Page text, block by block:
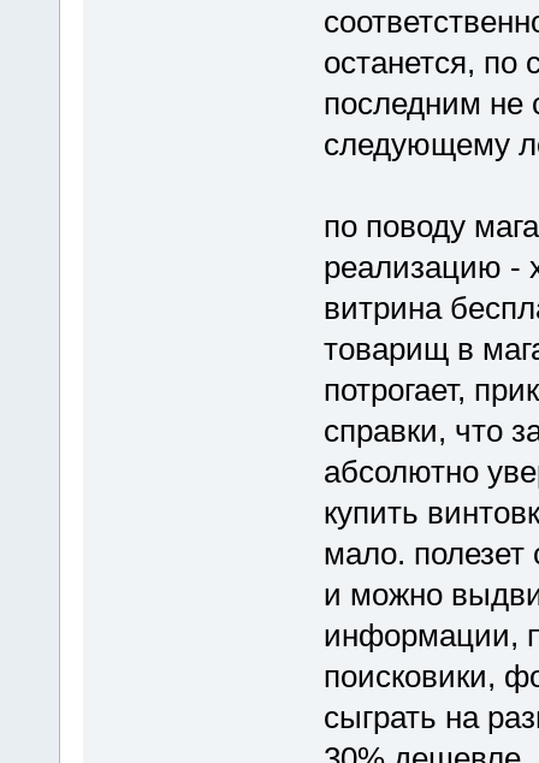
останется, по
последним не
следующему
по поводу
реализацию -
витрина
товарищ в
потрогает,
справки, что
абсолютно
купить
мало. полезет
и можно
информации,
поисковики,
сыграть на